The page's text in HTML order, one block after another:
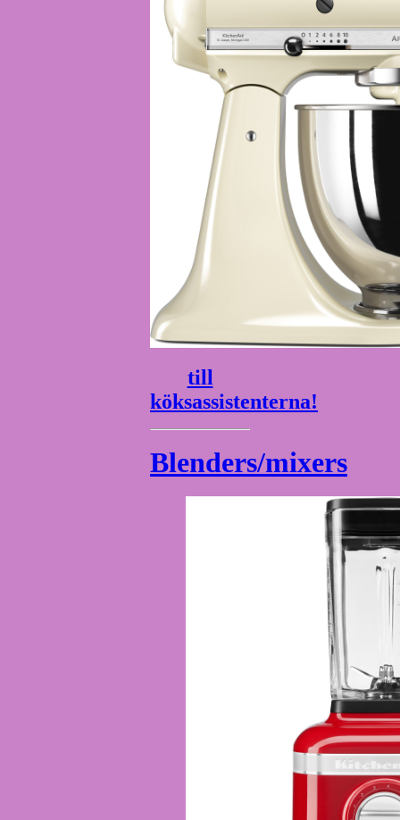
till
köksassistenterna!
Blenders/mixers